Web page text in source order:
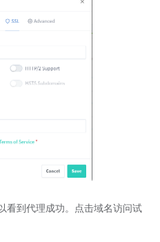
看到代理成功。点击域名访问试